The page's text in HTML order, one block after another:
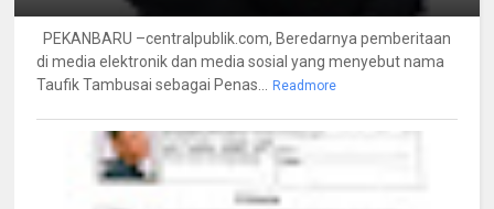
PEKANBARU –centralpublik.com, Beredarnya pemberitaan
di media elektronik dan media sosial yang menyebut nama
Taufik Tambusai sebagai Penas...
Readmore